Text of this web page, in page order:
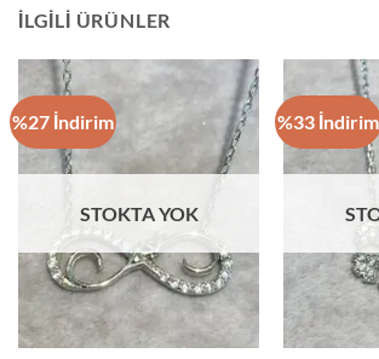
İLGILI ÜRÜNLER
%27 İndirim
STOKTA YOK
%33 İndirim